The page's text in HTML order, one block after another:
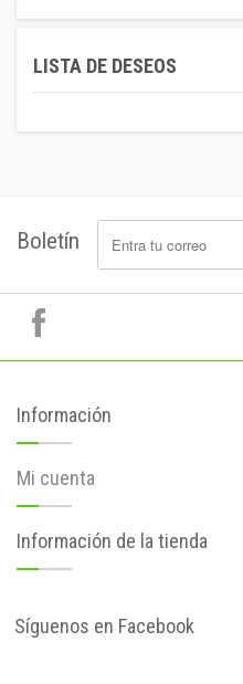
LISTA DE DESEOS
Boletín
Información
Mi cuenta
Información de la tienda
Síguenos en Facebook